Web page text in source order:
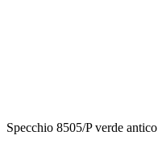
Specchio 8505/P verde antico